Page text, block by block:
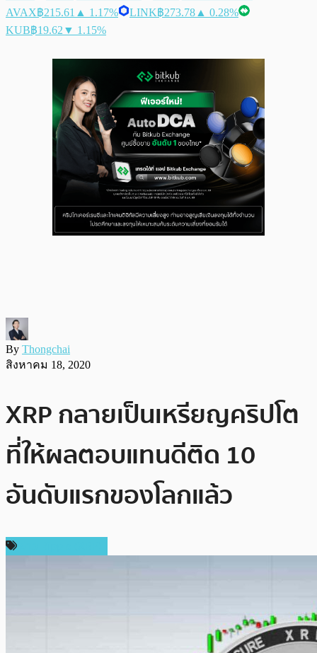
AVAX฿215.61 ▲ 1.17% LINK฿273.78 ▲ 0.28%
KUB฿19.62 ▼ 1.15%
By Thongchai
สิงหาคม 18, 2020
XRP กลายเป็นเหรียญคริปโต
ที่ให้ผลตอบแทนดีติด 10
อันดับแรกของโลกแล้ว